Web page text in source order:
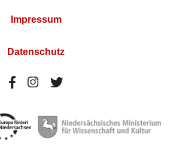
Impressum
Datenschutz